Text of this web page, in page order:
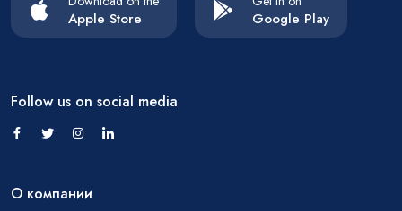
Apple Store Google Play
Follow us on social media
О компании